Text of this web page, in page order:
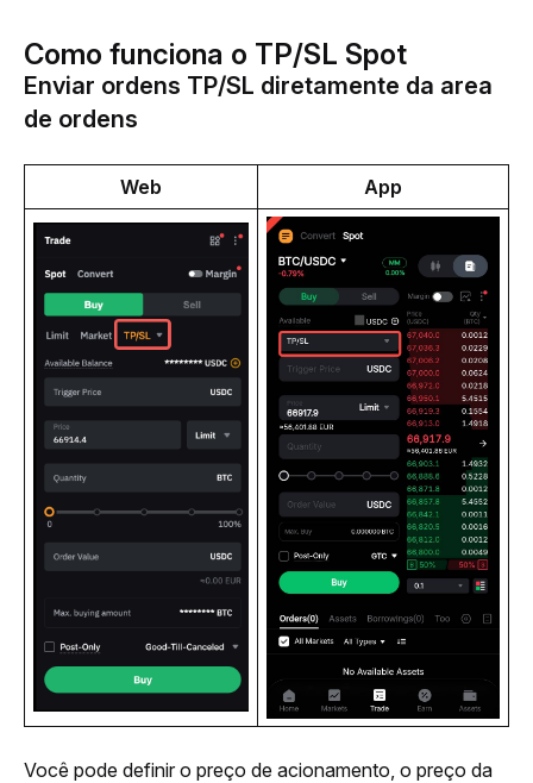
Como funciona o TP/SL Spot
Enviar ordens TP/SL diretamente da area
de ordens
Web App
Você pode definir o preço de acionamento, o preço da